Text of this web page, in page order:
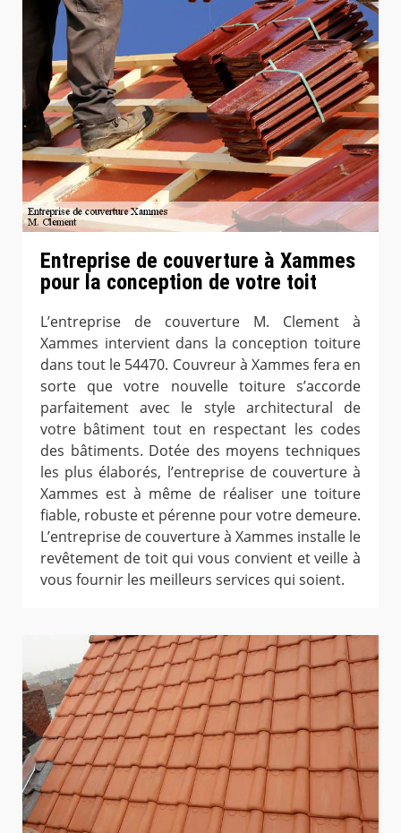
Entreprise de couverture à Xammes
pour la conception de votre toit
L’entreprise de couverture M. Clement à
Xammes intervient dans la conception toiture
dans tout le 54470. Couvreur à Xammes fera en
sorte que votre nouvelle toiture s’accorde
parfaitement avec le style architectural de
votre bâtiment tout en respectant les codes
des bâtiments. Dotée des moyens techniques
les plus élaborés, l’entreprise de couverture à
Xammes est à même de réaliser une toiture
fiable, robuste et pérenne pour votre demeure.
L’entreprise de couverture à Xammes installe le
revêtement de toit qui vous convient et veille à
vous fournir les meilleurs services qui soient.